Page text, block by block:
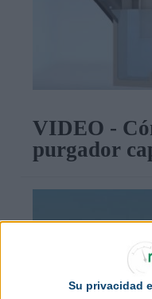
Su privacidad
VIDEO -
purgador